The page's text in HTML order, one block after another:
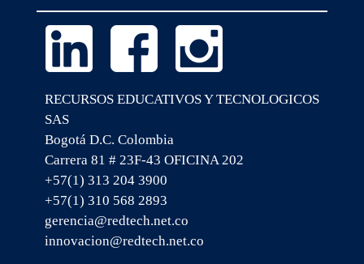
RECURSOS EDUCATIVOS Y TECNOLOGICOS
SAS
Bogotá D.C. Colombia
Carrera 81 # 23F-43 OFICINA 202
+57(1) 313 204 3900
+57(1) 310 568 2893
gerencia@redtech.net.co
innovacion@redtech.net.co